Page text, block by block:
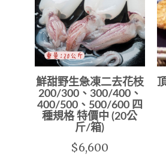
鮮甜野生急凍二去花枝
200/300、300/400、
400/500、500/600 四
種規格 特價中 (20公
斤/箱)
$6,600